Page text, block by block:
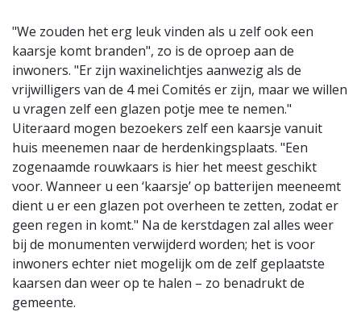
"We zouden het erg leuk vinden als u zelf ook een
kaarsje komt branden", zo is de oproep aan de
inwoners. "Er zijn waxinelichtjes aanwezig als de
vrijwilligers van de 4 mei Comités er zijn, maar we willen
u vragen zelf een glazen potje mee te nemen."
Uiteraard mogen bezoekers zelf een kaarsje vanuit
huis meenemen naar de herdenkingsplaats. "Een
zogenaamde rouwkaars is hier het meest geschikt
voor. Wanneer u een ‘kaarsje’ op batterijen meeneemt
dient u er een glazen pot overheen te zetten, zodat er
geen regen in komt." Na de kerstdagen zal alles weer
bij de monumenten verwijderd worden; het is voor
inwoners echter niet mogelijk om de zelf geplaatste
kaarsen dan weer op te halen – zo benadrukt de
gemeente.